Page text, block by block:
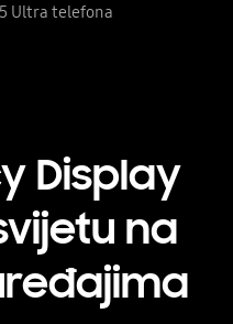
Ultra telefona
Display
na